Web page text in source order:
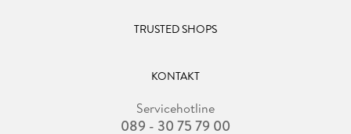
TRUSTED SHOPS
KONTAKT
Servicehotline
089 - 30 75 79 00